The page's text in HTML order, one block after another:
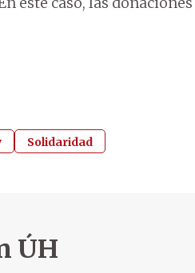
Solidaridad
ÚH